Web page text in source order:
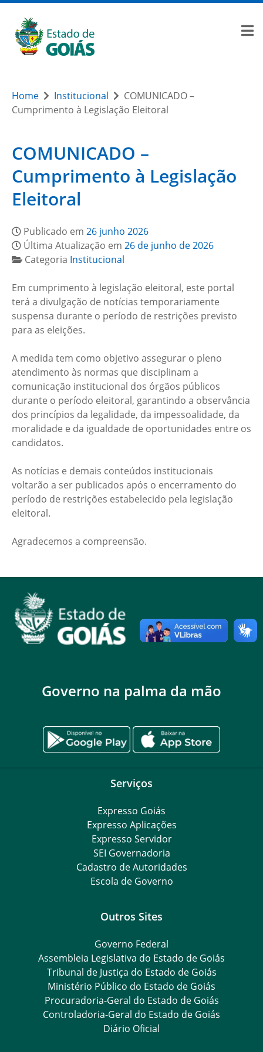
Home Institucional
COMUNICADO –
Cumprimento à Legislação Eleitoral
COMUNICADO –
Cumprimento à Legislação
Eleitoral
Publicado em 26 junho 2026
Última Atualização em 26 de junho de 2026
Categoria Institucional
Em cumprimento à legislação eleitoral, este portal
terá a divulgação de notícias temporariamente
suspensa durante o período de restrições previsto
para as eleições.
A medida tem como objetivo assegurar o pleno
atendimento às normas que disciplinam a
comunicação institucional dos órgãos públicos
durante o período eleitoral, garantindo a observância
dos princípios da legalidade, da impessoalidade, da
moralidade e da igualdade de oportunidades entre os
candidatos.
As notícias e demais conteúdos institucionais
voltarão a ser publicados após o encerramento do
período de restrições estabelecido pela legislação
eleitoral.
Agradecemos a compreensão.
Governo na palma da mão
Serviços
Expresso Goiás
Expresso Aplicações
Expresso Servidor
SEI Governadoria
Cadastro de Autoridades
Escola de Governo
Outros Sites
Governo Federal
Assembleia Legislativa do Estado de Goiás
Tribunal de Justiça do Estado de Goiás
Ministério Público do Estado de Goiás
Procuradoria-Geral do Estado de Goiás
Controladoria-Geral do Estado de Goiás
Diário Oficial